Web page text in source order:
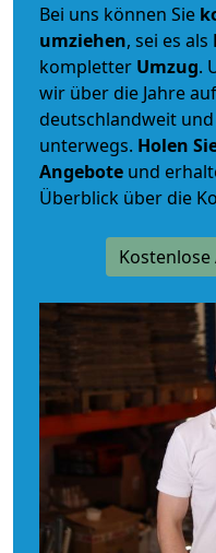
Bei uns können Sie
umziehen, sei es als
kompletter Umzug.
wir über die Jahre
deutschlandweit
unterwegs. Holen
Angebote und
Überblick über die